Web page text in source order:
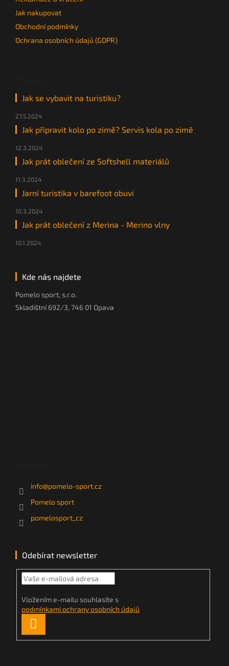
Jak nakupovat
Obchodní podmínky
Ochrana osobních údajů (GDPR)
Jak se vybavit na turistiku?
27.5.2024
Jak připravit kolo po zimě? Servis kola po zimě
12.3.2024
Jak prát oblečení ze Softshell materiálů
11.3.2024
Jarní turistika v barefoot obuvi
10.3.2024
Jak prát oblečení z Merina - Merino vlny
10.1.2024
Kde nás najdete
Pomelo sport, s.r.o.
Skladištní 692/3, 746 01 Opava
info@pomelo-sport.cz
Pomelo sport
pomelosport_cz
Odebírat newsletter
Vložením e-mailu souhlasíte s
podmínkami ochrany osobních údajů
SE